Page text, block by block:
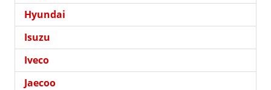
Hyundai
Isuzu
Iveco
Jaecoo